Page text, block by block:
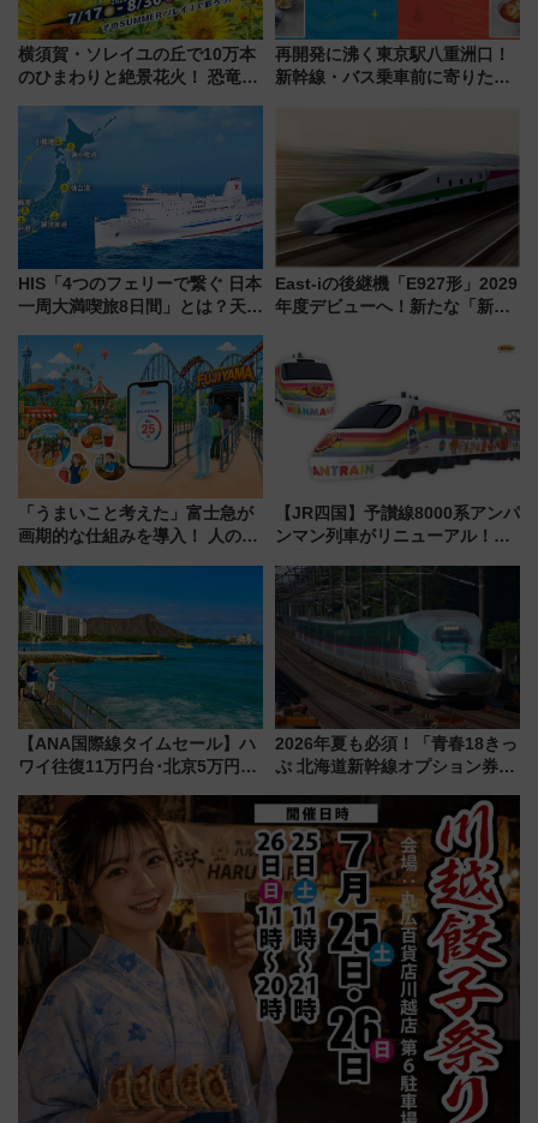
横須賀・ソレイユの丘で10万本
のひまわりと絶景花火！ 恐竜や
帰りお出かけ最新情報（2026年
7月17日～開催）
再開発に沸く東京駅八重洲口！
新幹線・バス乗車前に寄りたい
HIS「4つのフェリーで繋ぐ 日本
一周大満喫旅8日間」とは？天橋
の絶景＆限定グルメを網羅！煩
雑な手続きも不要でお手軽に楽
しめるプランが登場
East-iの後継機「E927形」2029
年度デビューへ！新たな「新幹
説【JR東日本】
「うまいこと考えた」富士急が
画期的な仕組みを導入！ 人のか
ん」始動
【JR四国】予讃線8000系アンパ
ンマン列車がリニューアル！内
今年12月
【ANA国際線タイムセール】ハ
ワイ往復11万円台･北京5万円台
来春のGW旅行まで狙える激ア
ツ路線まとめ（8/10まで）
2026年夏も必須！「青春18きっ
ぷ 北海道新幹線オプション券」
の罠